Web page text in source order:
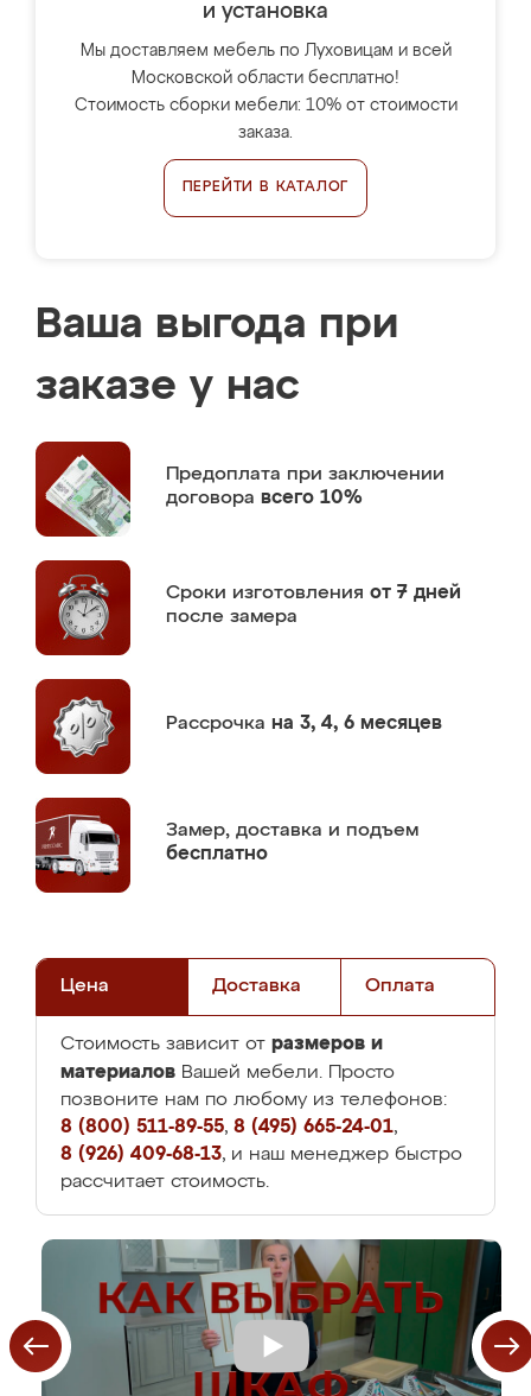
и установка
Мы доставляем мебель по Луховицам и всей
Московской области бесплатно!
Стоимость сборки мебели: 10% от стоимости
заказа.
ПЕРЕЙТИ В КАТАЛОГ
Ваша выгода при
заказе у нас
Предоплата при заключении
договора всего 10%
Сроки изготовления от 7 дней
после замера
Рассрочка на 3, 4, 6 месяцев
Замер, доставка и подъем
бесплатно
Цена Доставка Оплата
Стоимость зависит от размеров и
материалов Вашей мебели. Просто
позвоните нам по любому из телефонов:
8 (800) 511-89-55, 8 (495) 665-24-01,
8 (926) 409-68-13, и наш менеджер быстро
рассчитает стоимость.